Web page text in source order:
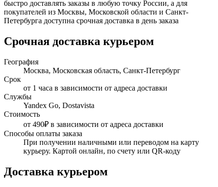
быстро доставлять заказы в любую точку России, а для
покупателей из Москвы, Московской области и Санкт-
Петербурга доступна срочная доставка в день заказа
Срочная доставка курьером
География
Москва, Московская область, Санкт-Петербург
Срок
от 1 часа в зависимости от адреса доставки
Службы
Yandex Go, Dostavista
Стоимость
от 490₽ в зависимости от адреса доставки
Способы оплаты заказа
При получении наличными или переводом на карту
курьеру. Картой онлайн, по счету или QR-коду
Доставка курьером